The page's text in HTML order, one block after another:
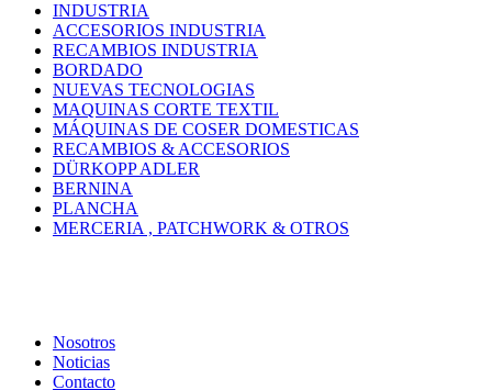
INDUSTRIA
ACCESORIOS INDUSTRIA
RECAMBIOS INDUSTRIA
BORDADO
NUEVAS TECNOLOGIAS
MAQUINAS CORTE TEXTIL
MÁQUINAS DE COSER DOMESTICAS
RECAMBIOS & ACCESORIOS
DÜRKOPP ADLER
BERNINA
PLANCHA
MERCERIA , PATCHWORK & OTROS
Nosotros
Noticias
Contacto